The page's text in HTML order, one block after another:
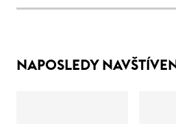
NAPOSLEDY